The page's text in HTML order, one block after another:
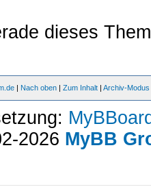
dieses
| Nach oben |Zum Inhalt |Archiv-Modus
2026 MyBB